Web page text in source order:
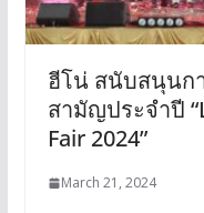
ฮีโน่ สนับสนุนก
สามัญประจำปี
Fair 2024”
March 21, 2024